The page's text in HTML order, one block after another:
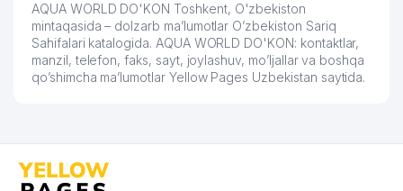
62
KRICHAGINA A.A. YAKKA TARTIBDAGI
TADBIRKOR
63 KONTRAST ADVOKATLIK BYUROSI 852 м
KORXONASI
66 ALOQA BO'LIMI №100
AQUA WORLD DO'KON Toshkent, O'zbekiston
mintaqasida – dolzarb ma’lumotlar O’zbekiston Sariq
Sahifalari katalogida. AQUA WORLD DO'KON: kontaktlar,
manzil, telefon, faks, sayt, joylashuv, mo’ljallar va boshqa
qo’shimcha ma’lumotlar Yellow Pages Uzbekistan saytida.